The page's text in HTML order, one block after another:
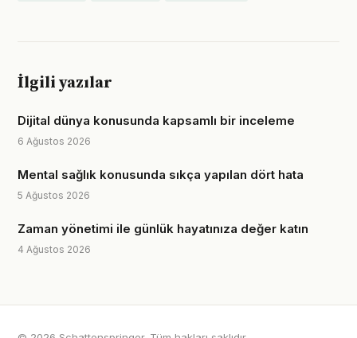
İlgili yazılar
Dijital dünya konusunda kapsamlı bir inceleme
6 Ağustos 2026
Mental sağlık konusunda sıkça yapılan dört hata
5 Ağustos 2026
Zaman yönetimi ile günlük hayatınıza değer katın
4 Ağustos 2026